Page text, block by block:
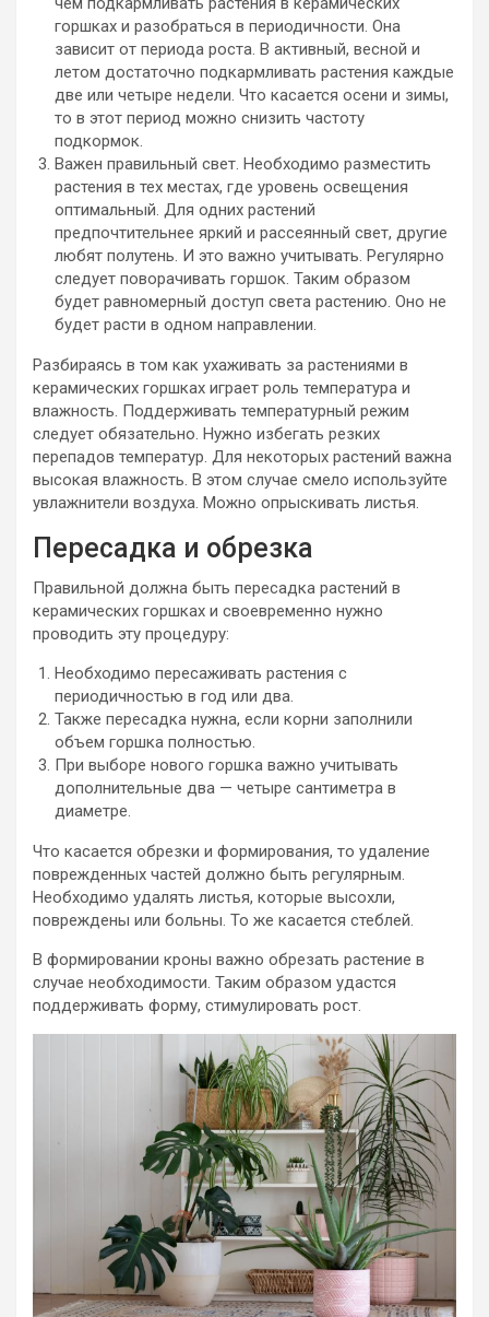
горшках и разобраться в периодичности. Она
зависит от периода роста. В активный, весной и
летом достаточно подкармливать растения каждые
две или четыре недели. Что касается осени и зимы,
то в этот период можно снизить частоту
подкормок.
Важен правильный свет. Необходимо разместить
растения в тех местах, где уровень освещения
оптимальный. Для одних растений
предпочтительнее яркий и рассеянный свет, другие
любят полутень. И это важно учитывать. Регулярно
следует поворачивать горшок. Таким образом
будет равномерный доступ света растению. Оно не
будет расти в одном направлении.
Разбираясь в том как ухаживать за растениями в
керамических горшках играет роль температура и
влажность. Поддерживать температурный режим
следует обязательно. Нужно избегать резких
перепадов температур. Для некоторых растений важна
высокая влажность. В этом случае смело используйте
увлажнители воздуха. Можно опрыскивать листья.
Пересадка и обрезка
Правильной должна быть пересадка растений в
керамических горшках и своевременно нужно
проводить эту процедуру:
Необходимо пересаживать растения с
периодичностью в год или два.
Также пересадка нужна, если корни заполнили
объем горшка полностью.
При выборе нового горшка важно учитывать
дополнительные два — четыре сантиметра в
диаметре.
Что касается обрезки и формирования, то удаление
поврежденных частей должно быть регулярным.
Необходимо удалять листья, которые высохли,
повреждены или больны. То же касается стеблей.
В формировании кроны важно обрезать растение в
случае необходимости. Таким образом удастся
поддерживать форму, стимулировать рост.